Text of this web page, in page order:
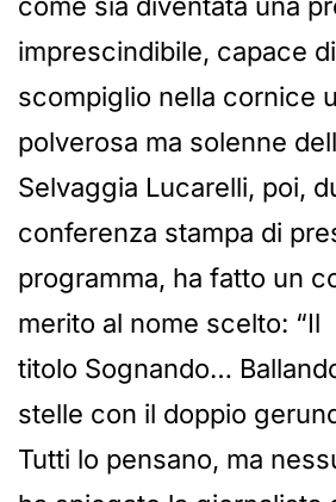
imprescindibile, capace
scompiglio nella cornice
polverosa ma solenne
Selvaggia Lucarelli, poi,
conferenza stampa di
programma, ha fatto un
merito al nome scelto: “Il
titolo Sognando…
stelle con il doppio
Tutti lo pensano, ma